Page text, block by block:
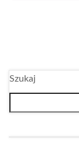
Szukaj